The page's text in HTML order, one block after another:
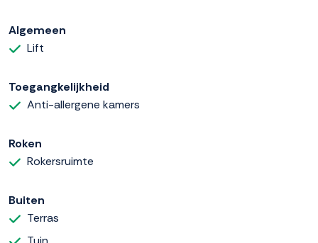
Algemeen
Lift
Toegangkelijkheid
Anti-allergene kamers
Roken
Rokersruimte
Buiten
Terras